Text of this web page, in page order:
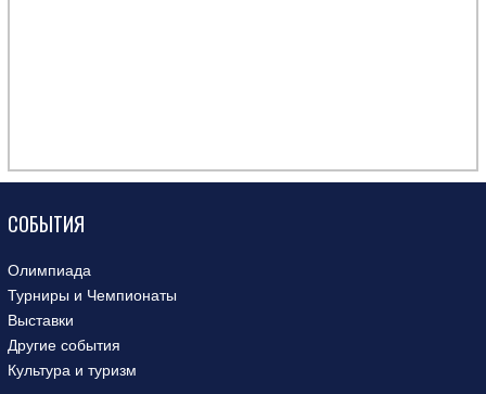
СОБЫТИЯ
Олимпиада
Турниры и Чемпионаты
Выставки
Другие события
Культура и туризм